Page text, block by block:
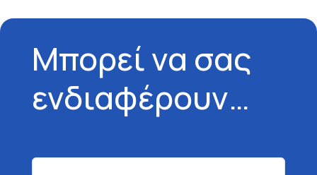
Μπορεί να σας
ενδιαφέρουν…